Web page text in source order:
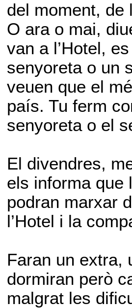
del moment, de
O ara o mai,
van a l’Hotel,
senyoreta o un
veuen que el
país. Tu ferm
senyoreta o el
El divendres,
els informa que
podran marxar
l’Hotel i la
Faran un extra,
dormiran però
malgrat les